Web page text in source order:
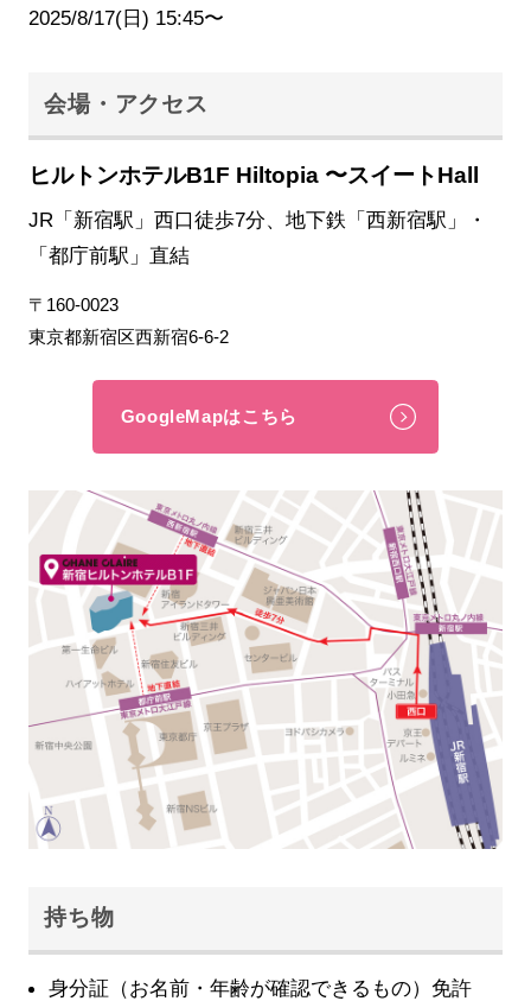
2025/8/17(日) 15:45〜
会場・アクセス
ヒルトンホテルB1F Hiltopia 〜スイートHall
JR「新宿駅」西口徒歩7分、地下鉄「西新宿駅」・
「都庁前駅」直結
〒160-0023
東京都新宿区西新宿6-6-2
GoogleMapはこちら
持ち物
身分証（お名前・年齢が確認できるもの）免許